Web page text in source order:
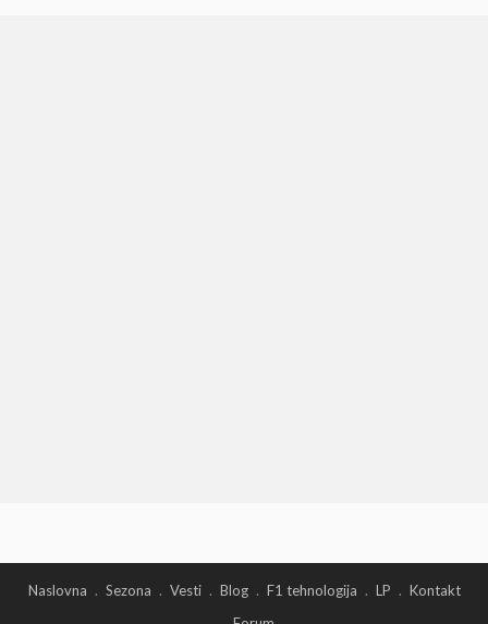
Naslovna Sezona Vesti Blog F1 tehnologija LP
Kontakt